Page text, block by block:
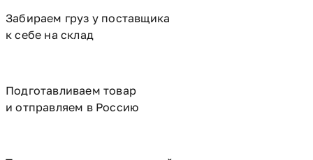
Забираем груз у поставщика
к себе на склад
Подготавливаем товар
и отправляем в Россию